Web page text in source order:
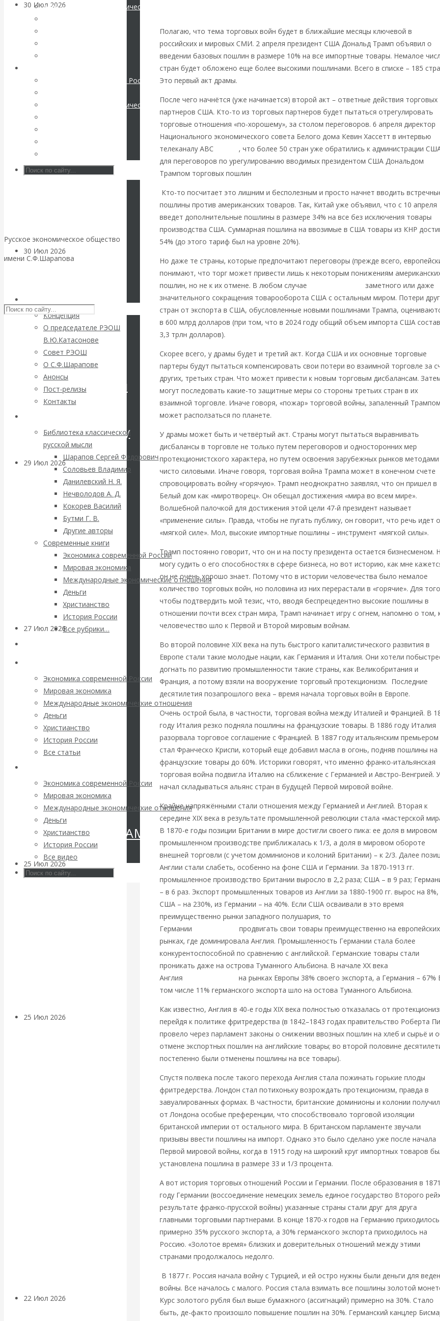
Международные экономические отношения
Экономика современной России
Международные экономические отношения
Русское экономическое общество
имени С.Ф.Шарапова
Концепция
О председателе РЭОШ
В.Ю.Катасонове
Совет РЭОШ
О С.Ф.Шарапове
Анонсы
Пост-релизы
Контакты
Библиотека классической
русской мысли
Шарапов Сергей Федорович
Соловьев Владимир
Данилевский Н. Я.
Нечволодов А. Д.
Кокорев Василий
Бутми Г. В.
Другие авторы
Современные книги
Экономика современной России
Мировая экономика
Международные экономические отношения
Деньги
Христианство
История России
Все рубрики…
Экономика современной России
Мировая экономика
Международные экономические отношения
Деньги
Христианство
История России
Все статьи
Экономика современной России
Мировая экономика
Международные экономические отношения
Деньги
Христианство
История России
Все видео
30 Июл 2026
Валентин
Катасонов. Кто
определяет
погоду на
финансовых
рынках?
Минфины хотят
30 Июл 2026
экономика
Катасонов.
Искусственный
интеллект —
революционный
переход к
посткапитализму
29 Июл 2026Мировая
финансовая олигархия
Валентин
Катасонов.
«Мировые
ростовщики»:
вчера и сегодня
27 Июл 2026Мировая
КАтасонов.
«МЕТОД
ОТМЫВАНИЯ
ВЕДЁТ БОРЬБУ
КРИПТОВАЛЮТАМИ
25 Июл 2026Геополитика
25 Июл 2026
22 Июл 2026
Полагаю, что тема торговых войн будет в ближайшие месяцы ключевой в
российских и мировых СМИ. 2 апреля президент США Дональд Трамп объявил о
введении базовых пошлин в размере 10% на все импортные товары. Немалое
стран будет обложено еще более высокими пошлинами. Всего в списке – 185
Это первый акт драмы.
После чего начнётся (уже начинается) второй акт – ответные действия торговых
партнеров США. Кто-то из торговых партнеров будет пытаться отрегулировать
торговые отношения «по-хорошему», за столом переговоров. 6 апреля директор
Национального экономического совета Белого дома Кевин Хассетт в интервью
телеканалу ABC
, что более 50 стран уже обратились к администрации
для переговоров по урегулированию вводимых президентом США Дональдом
Трампом торговых пошлин
Кто-то посчитает это лишним и бесполезным и просто начнет вводить
пошлины против американских товаров. Так, Китай уже объявил, что с 10 апреля
введет дополнительные пошлины в размере 34% на все без исключения товары
производства США. Суммарная пошлина на ввозимые в США товары из КНР
54% (до этого тариф был на уровне 20%).
Но даже те страны, которые предпочитают переговоры (прежде всего,
понимают, что торг может привести лишь к некоторым понижениям
пошлин, но не к их отмене. В любом случае
заметного или даже
значительного сокращения товарооборота США с остальным миром. Потери
стран от экспорта в США, обусловленные новыми пошлинами Трампа,
в 600 млрд долларов (при том, что в 2024 году общий объем импорта США
3,3 трлн долларов).
Скорее всего, у драмы будет и третий акт. Когда США и их основные торговые
партеры будут пытаться компенсировать свои потери во взаимной торговле за
других, третьих стран. Что может привести к новым торговым дисбалансам.
могут последовать какие-то защитные меры со стороны третьих стран в их
взаимной торговле. Иначе говоря, «пожар» торговой войны, запаленный
может расползаться по планете.
У драмы может быть и четвёртый акт. Страны могут пытаться выравнивать
дисбалансы в торговле не только путем переговоров и односторонних мер
протекционистского характера, но путем освоения зарубежных рынков методами
чисто силовыми. Иначе говоря, торговая война Трампа может в конечном счете
спровоцировать войну «горячую». Трамп неоднократно заявлял, что он пришел в
Белый дом как «миротворец». Он обещал достижения «мира во всем мире».
Волшебной палочкой для достижения этой цели 47-й президент называет
«применение силы». Правда, чтобы не пугать публику, он говорит, что речь идет о
«мягкой силе». Мол, высокие импортные пошлины – инструмент «мягкой силы».
Трамп постоянно говорит, что он и на посту президента остается бизнесменом.
могу судить о его способностях в сфере бизнеса, но вот историю, как мне
он не очень хорошо знает. Потому что в истории человечества было немалое
количество торговых войн, но половина из них перерастали в «горячие». Для того
чтобы подтвердить мой тезис, что, вводя беспрецедентно высокие пошлины в
отношении почти всех стран мира, Трамп начинает игру с огнем, напомню о том,
человечество шло к Первой и Второй мировым войнам.
Во второй половине XIX века на путь быстрого капиталистического развития в
Европе стали такие молодые нации, как Германия и Италия. Они хотели
догнать по развитию промышленности такие страны, как Великобритания и
Франция, а потому взяли на вооружение торговый протекционизм. Последние
десятилетия позапрошлого века – время начала торговых войн в Европе.
Очень острой была, в частности, торговая война между Италией и Францией. В
году Италия резко подняла пошлины на французские товары. В 1886 году Италия
разорвала торговое соглашение с Францией. В 1887 году итальянским премьером
стал Франческо Криспи, который еще добавил масла в огонь, подняв пошлины на
французские товары до 60%. Историки говорят, что именно франко-итальянская
торговая война подвигла Италию на сближение с Германией и Австро-Венгрией.
начал складываться альянс стран в будущей Первой мировой войне.
Крайне напряжёнными стали отношения между Германией и Англией. Вторая к
середине XIX века в результате промышленной революции стала «мастерской
В 1870-е годы позиции Британии в мире достигли своего пика: ее доля в мировом
промышленном производстве приближалась к 1/3, а доля в мировом обороте
внешней торговли (с учетом доминионов и колоний Британии) – к 2/3. Далее
Англии стали слабеть, особенно на фоне США и Германии. За 1870-1913 гг.
промышленное производство Британии выросло в 2,2 раза; США – в 9 раз;
– в 6 раз. Экспорт промышленных товаров из Англии за 1880-1900 гг. вырос на 8%,
США – на 230%, из Германии – на 40%. Если США осваивали в это время
преимущественно рынки западного полушария, то
Германии
продвигать свои товары преимущественно на европейских
рынках, где доминировала Англия. Промышленность Германии стала более
конкурентоспособной по сравнению с английской. Германские товары стали
проникать даже на острова Туманного Альбиона. В начале ХХ века
Англия
на рынках Европы 38% своего экспорта, а Германия – 67%
том числе 11% германского экспорта шло на остова Туманного Альбиона.
Как известно, Англия в 40-е годы XIX века полностью отказалась от
перейдя к политике фритредерства (в 1842–1843 годах правительство Роберта
провело через парламент законы о снижении ввозных пошлин на хлеб и сырьё и
отмене экспортных пошлин на английские товары; во второй половине
постепенно были отменены пошлины на все товары).
Спустя полвека после такого перехода Англия стала пожинать горькие плоды
фритредерства. Лондон стал потихоньку возрождать протекционизм, правда в
завуалированных формах. В частности, британские доминионы и колонии
от Лондона особые преференции, что способствовало торговой изоляции
британской империи от остального мира. В британском парламенте звучали
призывы ввести пошлины на импорт. Однако это было сделано уже после начала
Первой мировой войны, когда в 1915 году на широкий круг импортных товаров
установлена пошлина в размере 33 и 1/3 процента.
А вот история торговых отношений России и Германии. После образования в 1871
году Германии (воссоединение немецких земель единое государство Второго
результате франко-прусской войны) указанные страны стали друг для друга
главными торговыми партнерами. В конце 1870-х годов на Германию приходилось
примерно 35% русского экспорта, а 30% германского экспорта приходилось на
Россию. «Золотое время» близких и доверительных отношений между этими
странами продолжалось недолго.
В 1877 г. Россия начала войну с Турцией, и ей остро нужны были деньги для
войны. Все началось с малого. Россия стала взимать все пошлины золотой
Курс золотого рубля был выше бумажного (ассигнаций) примерно на 30%. Стало
быть, де-факто произошло повышение пошлин на 30%. Германский канцлер